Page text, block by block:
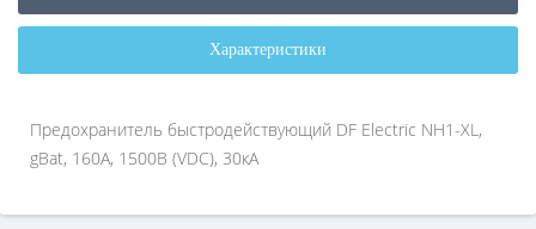
Характеристики
Предохранитель быстродействующий DF Electric NH1-XL,
gBat, 160А, 1500В (VDC), 30кА